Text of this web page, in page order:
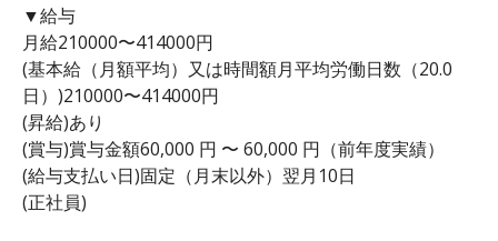
▼給与
月給210000〜414000円
(基本給（月額平均）又は時間額月平均労働日数（20.0
日）)210000〜414000円
(昇給)あり
(賞与)賞与金額60,000 円 〜 60,000 円（前年度実績）
(給与支払い日)固定（月末以外）翌月10日
(正社員)